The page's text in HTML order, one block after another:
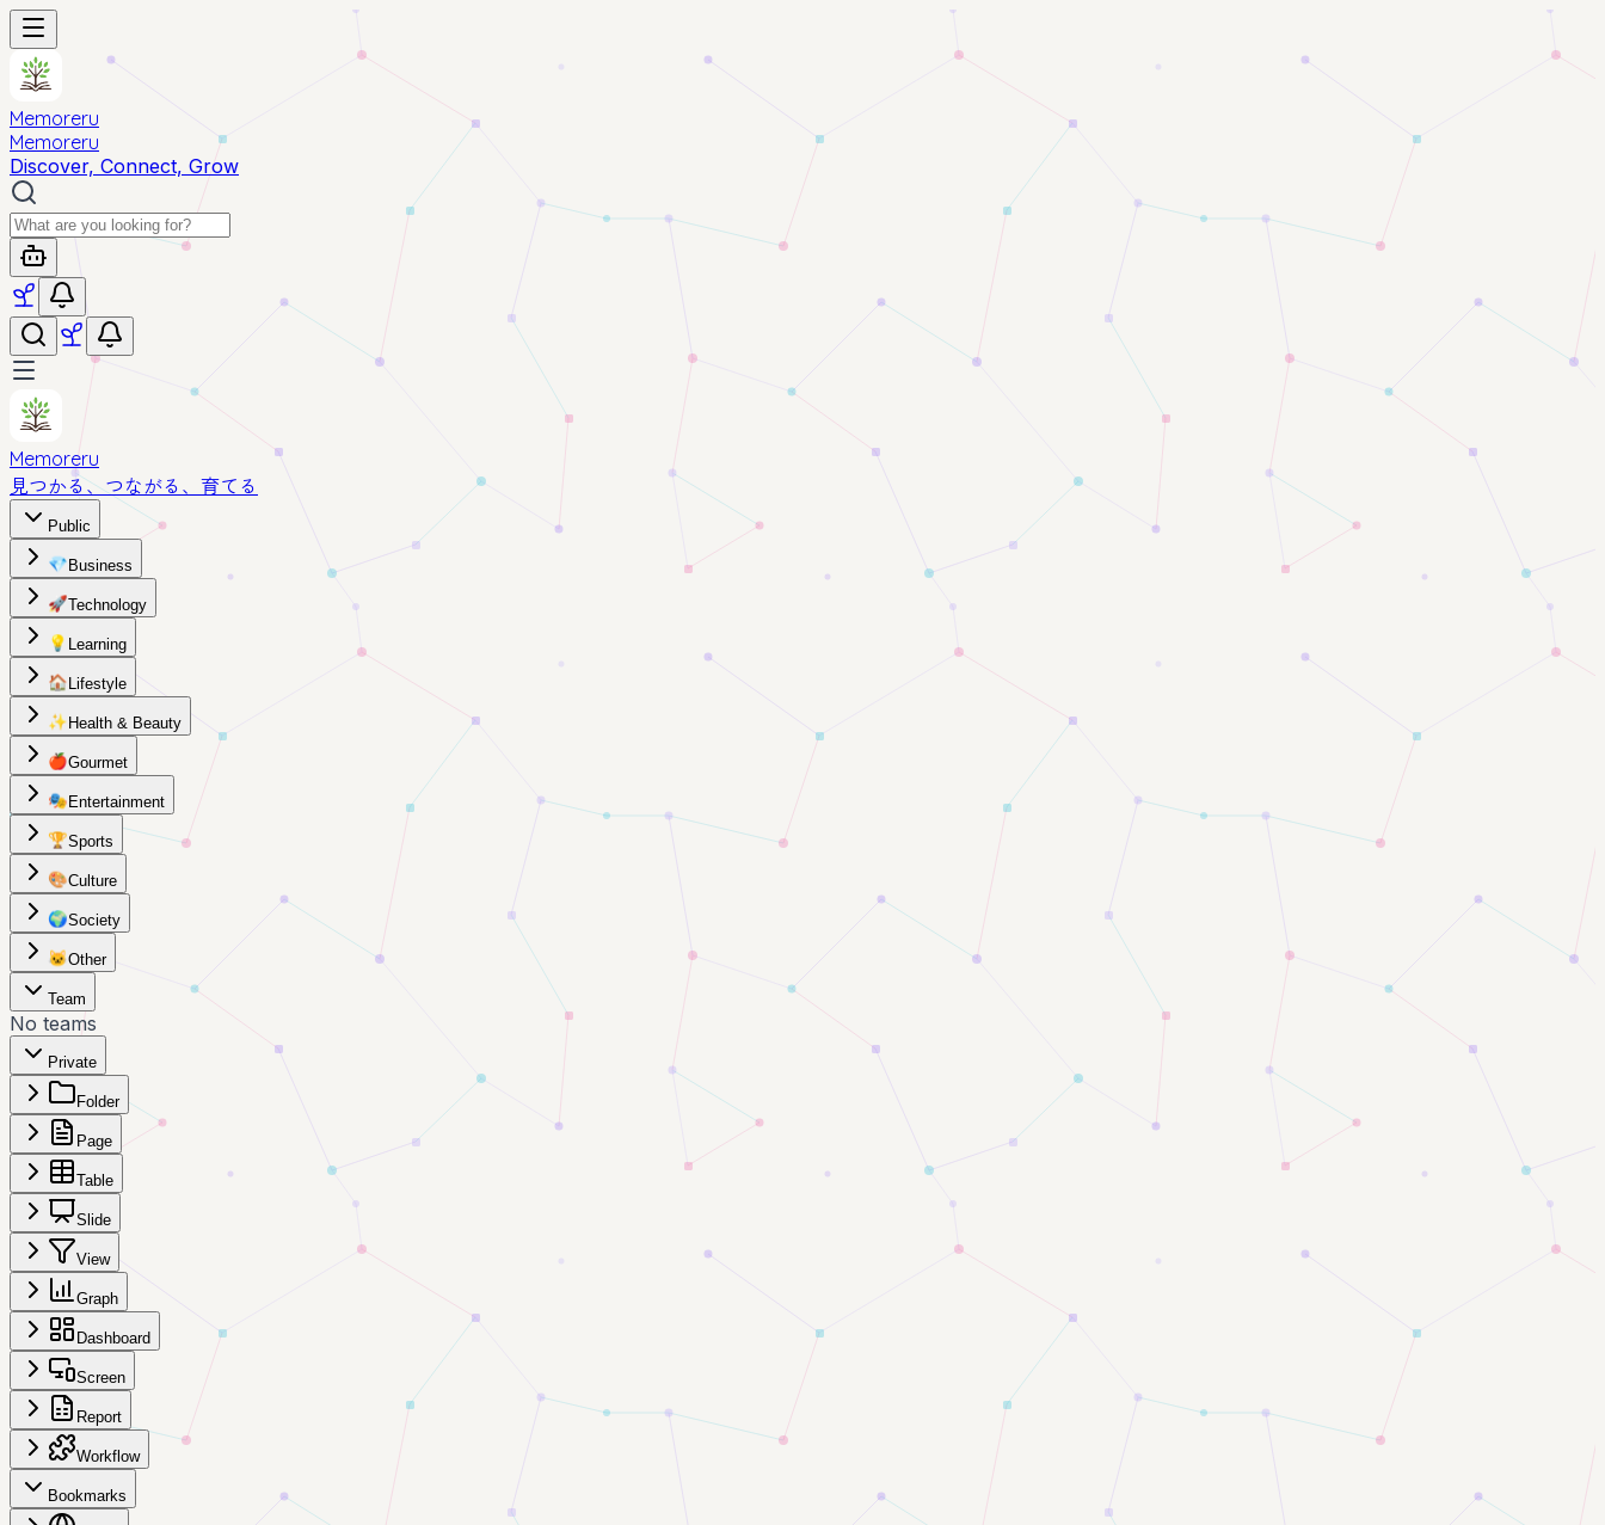
Memoreru
Memoreru
Discover, Connect, Grow
Memoreru
見つかる、つながる、育てる
Public
💎 Business
🚀Technology
💡 Learning
🏠 Lifestyle
✨ Health & Beauty
🍎Gourmet
🎭 Entertainment
🏆Sports
🎨Culture
🌍Society
🐱Other
Team
No teams
Private
Folder
Page
Table
Slide
View
Graph
Dashboard
Screen
Report
Workflow
Bookmarks